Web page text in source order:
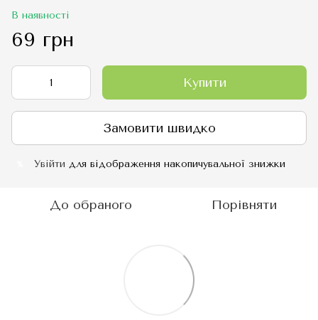
В наявності
69 грн
Купити
Замовити швидко
Увійти для відображення накопичувальної знижки
До обраного Порівняти